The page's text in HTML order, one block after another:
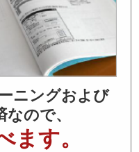
ニングおよび
ので、
ます。